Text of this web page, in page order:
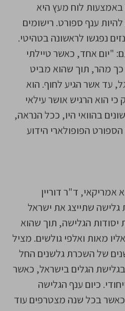
באמצעות לוח מעץ היא
ענף ספורט. רישומים
ה-81, כאשר אירופים ופולינזים נפגשו לראשונה בטהיטי.
"יום אחד, כאשר טיילתי
כך מהר, תוך שהוא מביט
עד אשר הגיע לחוף. הוא
הוא הרגיש אושר עילאי
בהוואי היו, ככל הנראה,
הפופולארי הידוע
ה- 20, כאשר יהודי ממוצא אמריקאי, ד"ר דוריין
גלישה שתייצג את ישראל
יסודות הגלישה, תוך שהוא
מאות ואלפי גולשים. מציל
של השכרת גלשנים החל
בגלישת הגלים בישראל, כאשר
כיום ענף הגלישה
הגולשים בישראל מוערך בכ- 40,000 גולשים, כאשר בכל שנה מצטרפים עוד